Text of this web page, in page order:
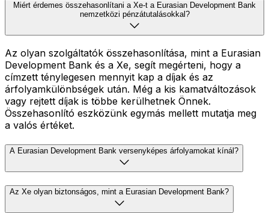
Miért érdemes összehasonlítani a Xe-t a Eurasian Development Bank
nemzetközi pénzátutalásokkal?
Az olyan szolgáltatók összehasonlítása, mint a Eurasian
Development Bank és a Xe, segít megérteni, hogy a
címzett ténylegesen mennyit kap a díjak és az
árfolyamkülönbségek után. Még a kis kamatváltozások
vagy rejtett díjak is többe kerülhetnek Önnek.
Összehasonlító eszközünk egymás mellett mutatja meg
a valós értéket.
A Eurasian Development Bank versenyképes árfolyamokat kínál?
Az Xe olyan biztonságos, mint a Eurasian Development Bank?